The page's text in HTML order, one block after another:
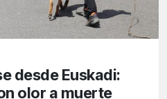
desde Euskadi:
olor a muerte